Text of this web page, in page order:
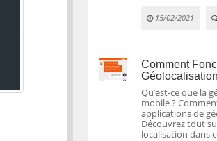
15/02/2021
Comment
Qu’est-ce que la
mobile ?
applications de
Découvrez tout
localisation dans